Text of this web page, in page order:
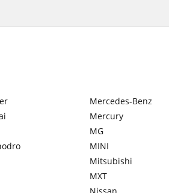
Mercedes-Benz
Mercury
MG
MINI
Mitsubishi
MXT